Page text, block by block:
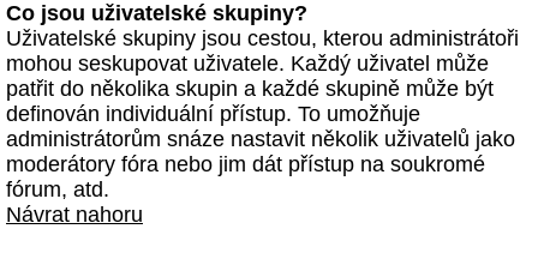
Co jsou uživatelské skupiny?
Uživatelské skupiny jsou cestou, kterou administrátoři
mohou seskupovat uživatele. Každý uživatel může
patřit do několika skupin a každé skupině může být
definován individuální přístup. To umožňuje
administrátorům snáze nastavit několik uživatelů jako
moderátory fóra nebo jim dát přístup na soukromé
fórum, atd.
Návrat nahoru